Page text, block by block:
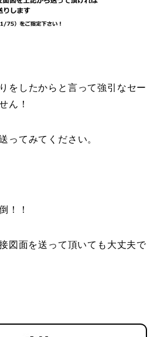
をしたからと言って強引なセー
ん！
ってみてください。
！！
図面を送って頂いても大丈夫で